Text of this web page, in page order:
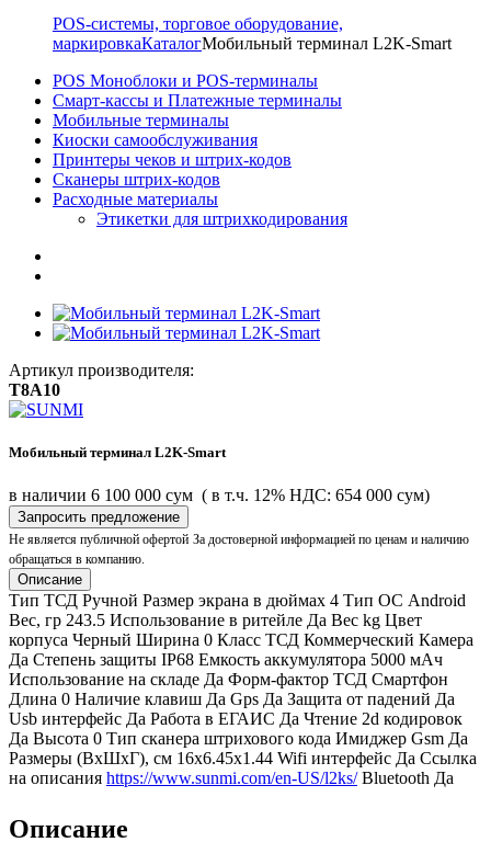
POS-системы, торговое оборудование,
маркировкаКаталогМобильный терминал L2K-Smart
POS Моноблоки и POS-терминалы
Смарт-кассы и Платежные терминалы
Мобильные терминалы
Киоски самообслуживания
Принтеры чеков и штрих-кодов
Cканеры штрих-кодов
Расходные материалы
Этикетки для штрихкодирования
Артикул производителя:
T8A10
Мобильный терминал L2K-Smart
в наличии 6 100 000 сум ( в т.ч. 12% НДС: 654 000 сум)
Запросить предложение
Не является публичной офертой За достоверной информацией по ценам и наличию
обращаться в компанию.
Описание
Тип ТСД Ручной Размер экрана в дюймах 4 Тип ОС Android
Вес, гр 243.5 Использование в ритейле Да Вес kg Цвет
корпуса Черный Ширина 0 Класс ТСД Коммерческий Камера
Да Степень защиты IP68 Емкость аккумулятора 5000 мАч
Использование на складе Да Форм-фактор ТСД Смартфон
Длина 0 Наличие клавиш Да Gps Да Защита от падений Да
Usb интерфейс Да Работа в ЕГАИС Да Чтение 2d кодировок
Да Высота 0 Тип сканера штрихового кода Имиджер Gsm Да
Размеры (ВxШxГ), см 16х6.45х1.44 Wifi интерфейс Да Ссылка
на описания https://www.sunmi.com/en-US/l2ks/Bluetooth Да
Описание